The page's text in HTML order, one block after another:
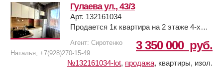
квартиры жилое, отличная транспортная
развязка, супермаркеты, ДГТУ,
пед.колледж.
Гулаева ул., 43/3
Арт. 132161034
Продается 1к квартира на 2 этаже 4-х
квартире выполнен качественный
ремонт, остается мебель и техника.
Можно рассмотреть под инвестиции.
3 350 000 руб.
Агент: Сиротенко
Наталья, +7(928)270-15-49
№132161034-lot, продажа, квартиры, изол.